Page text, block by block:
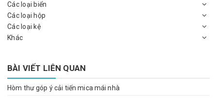
Các loại biển
Các loại hộp
Các loại kệ
Khác
BÀI VIẾT LIÊN QUAN
Hòm thư góp ý cải tiến mica mái nhà